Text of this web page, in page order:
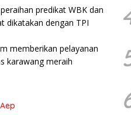
predikat WBK dan
dikatakan dengan TPI
memberikan pelayanan
karawang meraih